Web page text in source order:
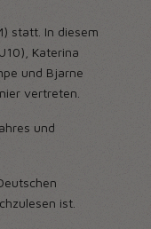
statt. In diesem
Katerina
und Bjarne
vertreten.
und
ist.